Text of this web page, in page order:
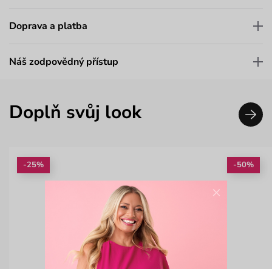
Doprava a platba
Náš zodpovědný přístup
Doplň svůj look
-25% -50%
×